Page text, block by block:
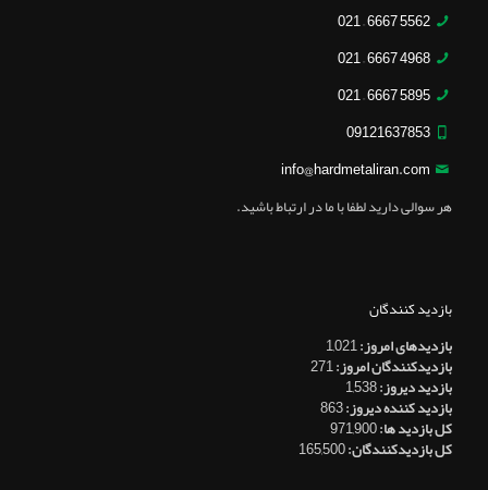
5562 6667 – 021
4968 6667 – 021
5895 6667 – 021
09121637853
info@hardmetaliran.com
هر سوالی دارید لطفا با ما در ارتباط باشید.
بازدید کنندگان
بازدیدهای امروز:1,021
بازدیدکنندگان امروز:271
بازدید دیروز:1,538
بازدید کننده دیروز:863
کل بازدید ها:971,900
کل بازدیدکنند‌گان:165,500